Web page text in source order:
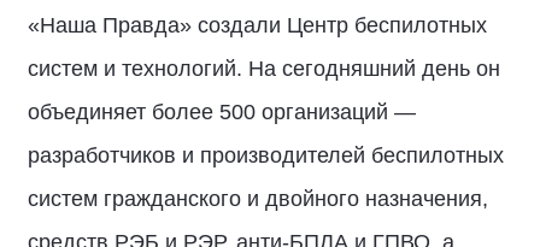
«Наша Правда» создали Центр беспилотных
систем и технологий. На сегодняшний день он
объединяет более 500 организаций —
разработчиков и производителей беспилотных
систем гражданского и двойного назначения,